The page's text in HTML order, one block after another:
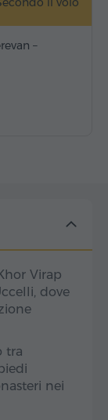
–
Virap
dove
tra
nei